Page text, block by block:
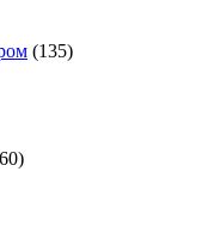
(135)